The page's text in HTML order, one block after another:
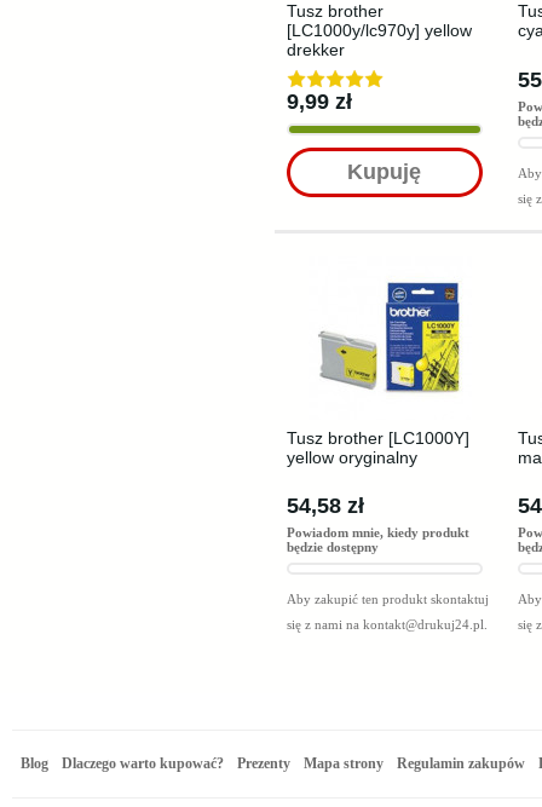
Tusz brother
[LC1000y/lc970y] yellow
drekker
9,99 zł
Kupuję
się
Tusz brother [LC1000Y]
yellow oryginalny
54,58 zł
Powiadom mnie, kiedy produkt
będzie dostępny
Aby zakupić ten produkt skontaktuj
się z nami na kontakt@drukuj24.pl
się
Blog Dlaczego warto kupować? Prezenty Mapa strony Regulamin zakupów